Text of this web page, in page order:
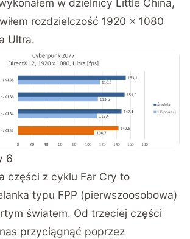
w dzielnicy Little China,
rozdzielczość 1920 x 1080
Ultra.
6
części z cyklu Far Cry to
typu FPP (pierwszoosobowa)
światem. Od trzeciej części
przyciągnąć poprzez